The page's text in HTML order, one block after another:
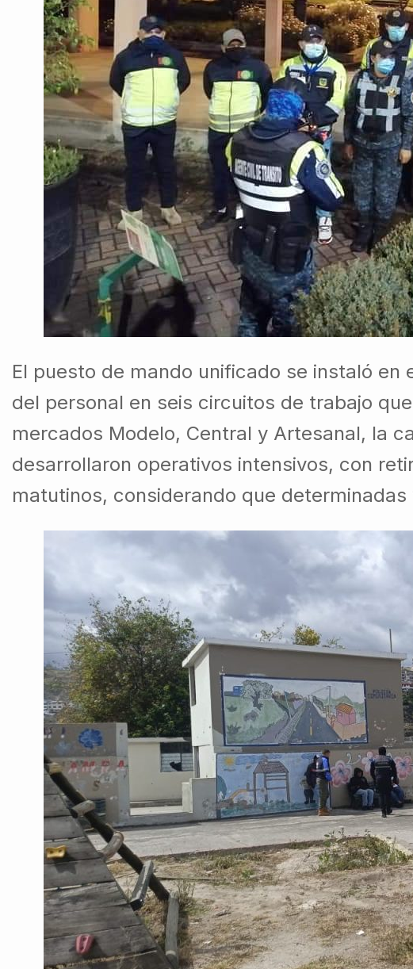
El puesto de mando unificado se instaló
del personal en seis circuitos de trabajo
mercados Modelo, Central y Artesanal, la
desarrollaron operativos intensivos, con
matutinos, considerando que